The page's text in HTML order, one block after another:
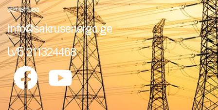
ᲔᲚ-ᲤᲝᲡᲢᲐ
info@sakrusenergo.ge
ს/ნ 211324468
–